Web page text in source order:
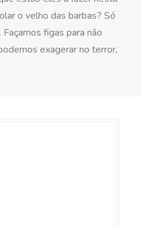
o velho das barbas? Só
figas para não
exagerar no terror,